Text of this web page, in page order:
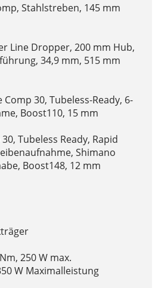
Stahlstreben, 145 mm
Line Dropper, 200 mm Hub,
34,9 mm, 515 mm
30, Tubeless-Ready, 6-
Boost110, 15 mm
Tubeless Ready, Rapid
Shimano
Boost148, 12 mm
250 W max.
W Maximalleistung